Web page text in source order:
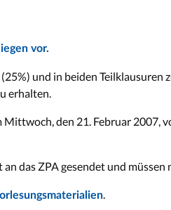
vor.
und in beiden Teilklausuren
erhalten.
den 21. Februar 2007,
das ZPA gesendet und
.